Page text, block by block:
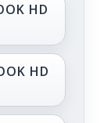
HD
HD